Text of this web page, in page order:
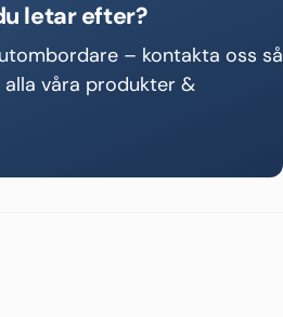
letar efter?
– kontakta oss så
våra produkter &